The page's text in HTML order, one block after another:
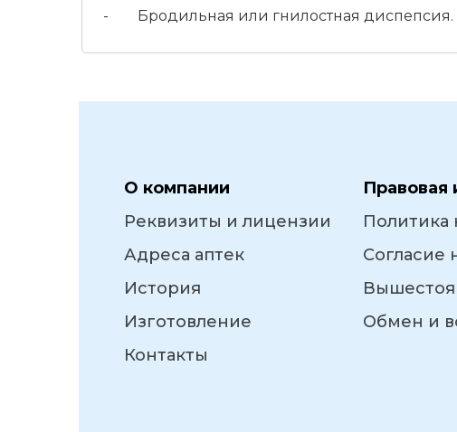
- Бродильная или гнилостная диспепсия.
О компании
Реквизиты и лицензии
Адреса аптек
История
Изготовление
Контакты
Правовая
Политика
Согласие
Обмен и